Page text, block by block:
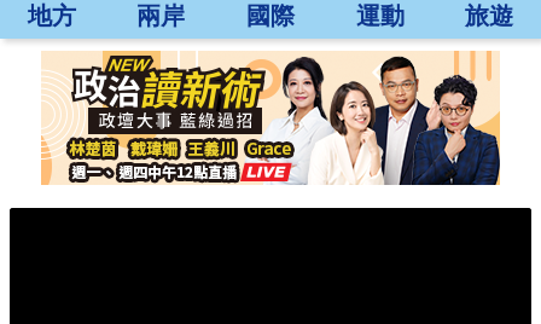
地方 兩岸 國際 運動 旅遊